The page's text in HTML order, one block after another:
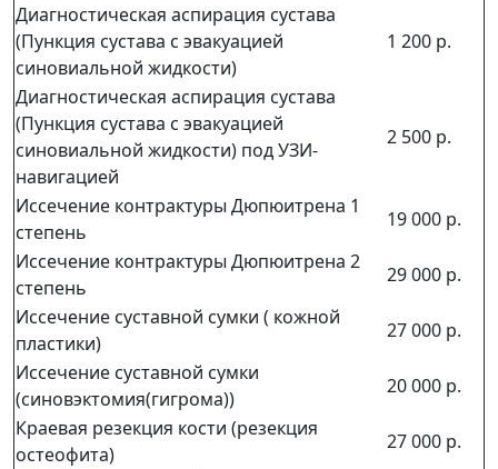
Диагностическая аспирация сустава
(Пункция сустава с эвакуацией
синовиальной жидкости)
1 200 р.
Диагностическая аспирация сустава
(Пункция сустава с эвакуацией
синовиальной жидкости) под УЗИ-
навигацией
2 500 р.
Иссечение контрактуры Дюпюитрена 1
степень
19 000 р.
Иссечение контрактуры Дюпюитрена 2
степень
29 000 р.
Иссечение суставной сумки ( кожной
пластики)
27 000 р.
Иссечение суставной сумки
(синовэктомия(гигрома))
20 000 р.
Краевая резекция кости (резекция
остеофита)
27 000 р.